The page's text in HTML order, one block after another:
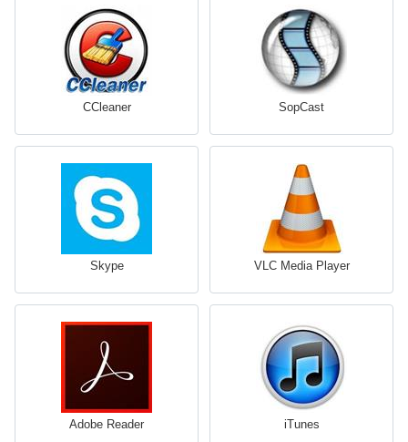
CCleaner SopCast
Skype VLC Media Player
Adobe Reader iTunes